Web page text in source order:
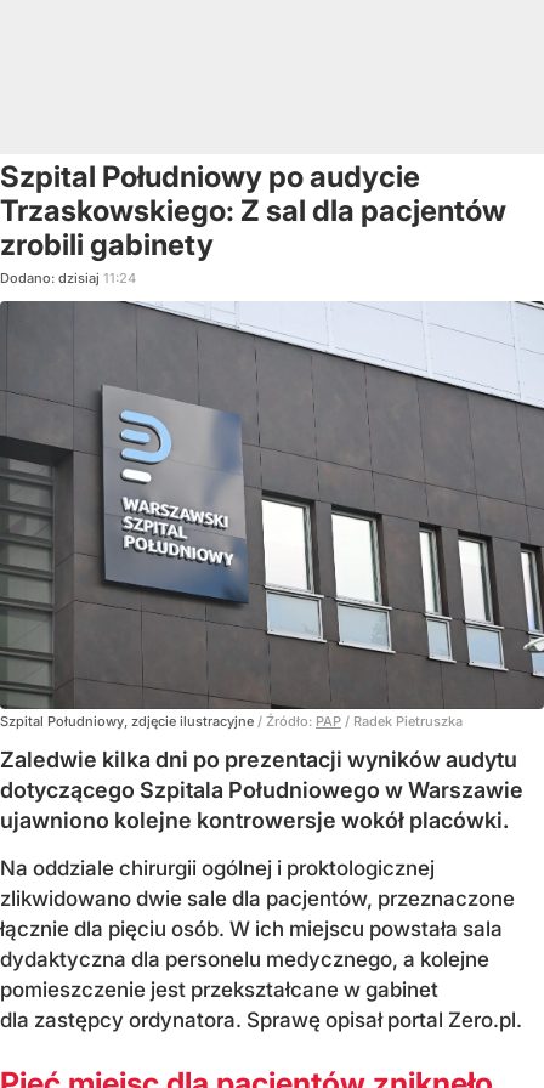
Szpital Południowy po audycie
Trzaskowskiego: Z sal dla pacjentów
zrobili gabinety
Dodano: dzisiaj 11:24
Szpital Południowy, zdjęcie ilustracyjne / Źródło: PAP / Radek Pietruszka
Zaledwie kilka dni po prezentacji wyników audytu
dotyczącego Szpitala Południowego w Warszawie
ujawniono kolejne kontrowersje wokół placówki.
Na oddziale chirurgii ogólnej i proktologicznej
zlikwidowano dwie sale dla pacjentów, przeznaczone
łącznie dla pięciu osób. W ich miejscu powstała sala
dydaktyczna dla personelu medycznego, a kolejne
pomieszczenie jest przekształcane w gabinet
dla zastępcy ordynatora. Sprawę opisał portal Zero.pl.